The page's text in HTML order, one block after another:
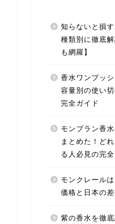
知らないと損
種類別に徹底
も網羅】
香水ワンプッ
容量別の使い
完全ガイド
モンブラン香
まとめた！ど
る人必見の完
モンクレール
価格と日本の
紫の香水を徹